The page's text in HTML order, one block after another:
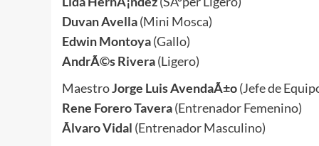
Duvan Avella(Mini Mosca)
Edwin Montoya(Gallo)
AndrÃ©s Rivera(Ligero)
MaestroJorge Luis AvendaÃ±o(Jefe de
Rene Forero Tavera(Entrenador Femenino)
Ãlvaro Vidal (Entrenador Masculino)